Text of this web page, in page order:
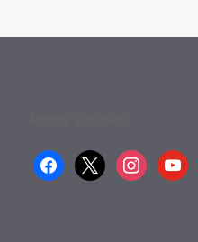
facebook instagram